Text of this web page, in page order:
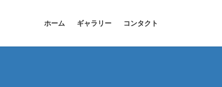
ホーム ギャラリー コンタクト